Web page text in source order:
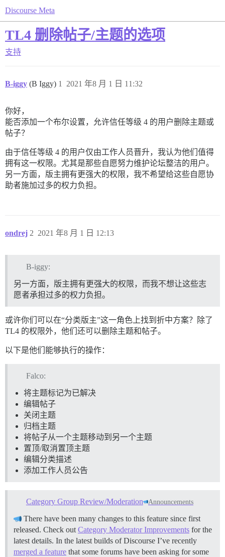
Discourse Meta
TL4 删除帖子/主题的选项
支持
B-iggy (B Iggy) 2021 年8 月 1 日 11:32
1
你好，
能否添加一个布尔设置，允许信任等级 4 的用户删除主题或
帖子？
由于信任等级 4 的用户仅由工作人员晋升，我认为他们值得
拥有这一权限。尤其是那些自愿努力维护论坛整洁的用户。
另一方面，版主拥有更强大的权限，我不希望给这些自愿协
助者施加过多的权力负担。
ondrej 2021 年8 月 1 日 12:13
2
B-iggy:
另一方面，版主拥有更强大的权限，而我不想让这些志
愿者承担过多的权力负担。
或许你们可以在“分类版主”这一角色上找到折中方案？除了
TL4 的权限外，他们还可以删除主题和帖子。
以下是他们能够执行的操作：
Falco:
将主题标记为已解决
编辑帖子
关闭主题
归档主题
将帖子从一个主题移动到另一个主题
置顶/取消置顶主题
编辑分类描述
添加工作人员公告
Category Group Review/Moderation Announcements
There have been many changes to this feature since first
released. Check out Category Moderator Improvements for the
latest details. In the latest builds of Discourse I’ve recently
merged a feature that some forums have been asking for some